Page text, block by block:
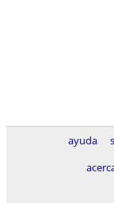
ayuda